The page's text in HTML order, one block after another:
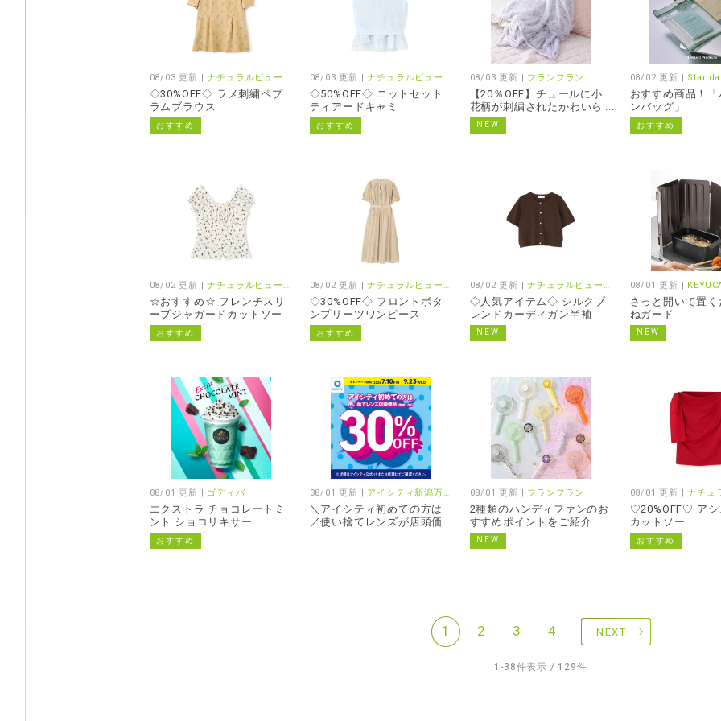
08/03 更新 |ナチュラルビューティーベーシック/プロポーション
◇30%OFF◇ ラメ刺繍ペプ
ラムブラウス
おすすめ
08/03 更新 |ナチュラルビューティーベーシック/プロポーション
◇50%OFF◇ ニットセット
ティアードキャミ
おすすめ
08/03 更新 | フランフラン
【20％OFF】チュールに小
花柄が刺繍されたかわいら
しいひざ掛け
NEW
08/02 更新 |
おすすめ商品！
ンバッグ」
おすすめ
08/02 更新 |ナチュラルビューティーベーシック/プロポーション
☆おすすめ☆ フレンチスリ
ーブジャガードカットソー
おすすめ
08/02 更新 |ナチュラルビューティーベーシック/プロポーション
◇30%OFF◇ フロントボタ
ンプリーツワンピース
おすすめ
08/02 更新 |ナチュラルビューティーベーシック/プロポーション
◇人気アイテム◇ シルクブ
レンドカーディガン半袖
NEW
08/01 更新 |
さっと開いて置
ねガード
NEW
08/01 更新 | ゴディバ
エクストラ チョコレートミ
ント ショコリキサー
おすすめ
08/01 更新 | アイシティ新潟万代ラブラ２店
＼アイシティ初めての方は
／使い捨てレンズが店頭価
08/01 更新 | フランフラン
2種類のハンディファンのお
すすめポイントをご紹介
NEW
08/01 更新 |ナチュラルビューテ
♡20%OFF♡ アシ
カットソー
おすすめ
1 2 3 4 NEXT
1-38件表示 / 129件